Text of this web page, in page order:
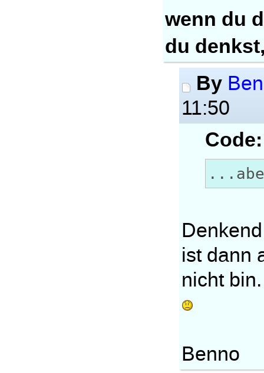
wenn du
du
By
11:50
Code:
ist dann
nicht bin.
Benno